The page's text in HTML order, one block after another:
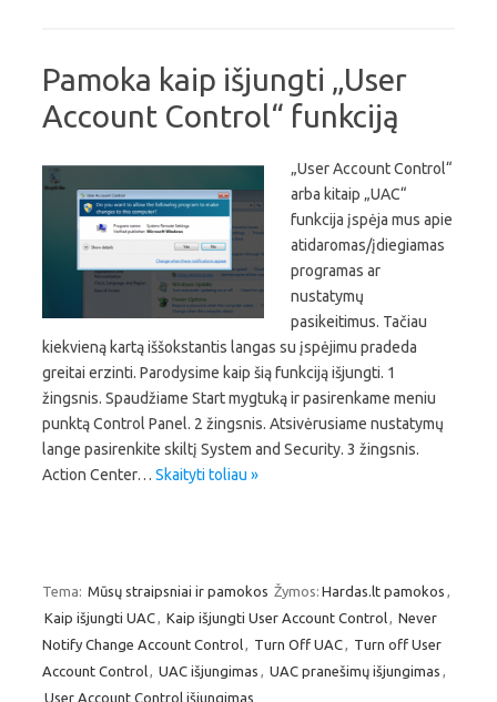
Pamoka kaip išjungti „User
Account Control“ funkciją
„User Account Control“
arba kitaip „UAC“
funkcija įspėja mus apie
atidaromas/įdiegiamas
programas ar
nustatymų
pasikeitimus. Tačiau
kiekvieną kartą iššokstantis langas su įspėjimu pradeda
greitai erzinti. Parodysime kaip šią funkciją išjungti. 1
žingsnis. Spaudžiame Start mygtuką ir pasirenkame meniu
punktą Control Panel. 2 žingsnis. Atsivėrusiame nustatymų
lange pasirenkite skiltį System and Security. 3 žingsnis.
Action Center… Skaityti toliau »
Tema: Mūsų straipsniai ir pamokos Žymos: Hardas.lt pamokos
Kaip išjungti UAC
Kaip išjungti User Account Control
Never
Notify Change Account Control
Turn Off UAC
Turn off User
Account Control
UAC išjungimas UAC pranešimų išjungimas
User Account Control išjungimas